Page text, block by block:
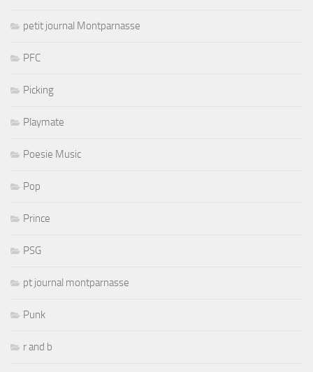
petit journal Montparnasse
PFC
Picking
Playmate
Poesie Music
Pop
Prince
PSG
pt journal montparnasse
Punk
r and b